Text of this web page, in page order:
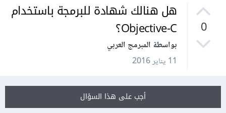
0
هل هنالك شهادة للبرمجة باستخدام
Objective-C؟
بواسطة المبرمج العربي
11 يناير 2016
أجب على هذا السؤال